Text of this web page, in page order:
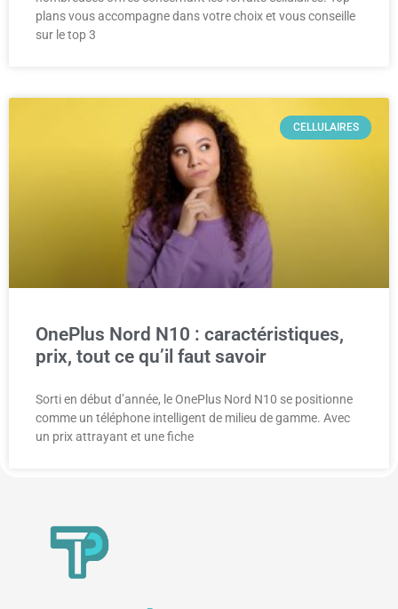
plans vous accompagne dans votre choix et vous conseille
sur le top 3
CELLULAIRES
OnePlus Nord N10 : caractéristiques,
prix, tout ce qu’il faut savoir
Sorti en début d’année, le OnePlus Nord N10 se positionne
comme un téléphone intelligent de milieu de gamme. Avec
un prix attrayant et une fiche